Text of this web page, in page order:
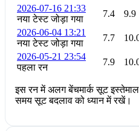
2026-07-16 21:33
नया टेस्ट जोड़ा गया
7.4 9.9
2026-06-04 13:21
नया टेस्ट जोड़ा गया
7.7
2026-05-21 23:54
पहला रन
7.9
इस रन में अलग बेंचमार्क सूट
समय सूट बदलाव को ध्यान में रखें।